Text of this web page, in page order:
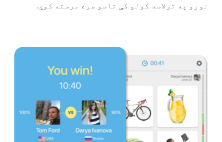
نورو په ترلاسه کولو کې تاسو سره مرسته کوي.